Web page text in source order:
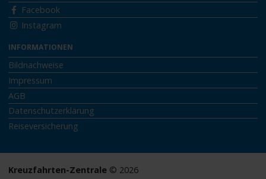
Facebook
Instagram
INFORMATIONEN
Bildnachweise
Impressum
AGB
Datenschutzerklärung
Reiseversicherung
Kreuzfahrten-Zentrale © 2026